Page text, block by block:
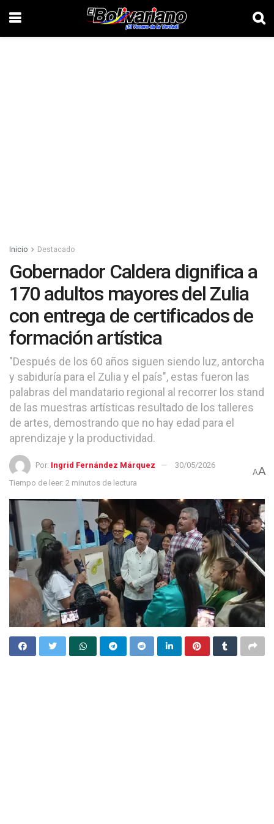
Inicio Destacado
Gobernador Caldera dignifica a
170 adultos mayores del Zulia
con entrega de certificados de
formación artística
"Después de los 60 años siguen siendo luz, antorcha
y sabiduría para el Zulia y el país", estas fueron las
palabras del mandatario regional al recorrer los stand
de las muestras artísticas resultado de los talleres
de artes, demostrando que no hay edad para el
aprendizaje y la productividad.
Por: Ingrid Fernández Márquez
30/05/2026
Tiempo de leer: 2 minutos de lectura
AA